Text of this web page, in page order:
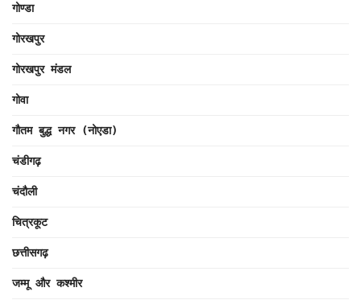
गोण्डा
गोरखपुर
गोरखपुर मंडल
गोवा
गौतम बुद्ध नगर (नोएडा)
चंडीगढ़
चंदौली
चित्रकूट
छत्तीसगढ़
जम्मू और कश्मीर